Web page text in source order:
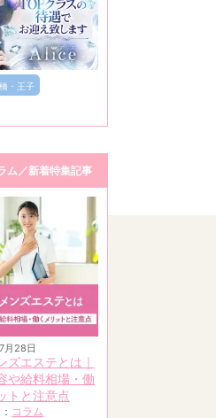
・王子
ム／新着特集記事
月28日
ズエステとは｜
や給料相場・働
トと注意点
コラム
・浅草橋